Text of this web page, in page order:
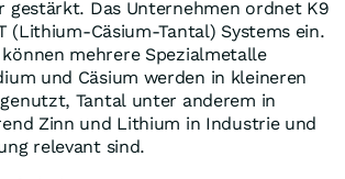
Grabenlinien.